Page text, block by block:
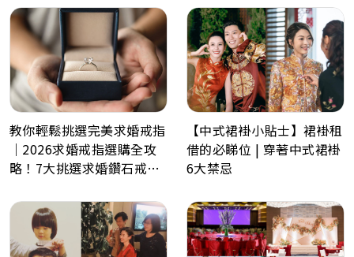
教你輕鬆挑選完美求婚戒指
｜2026求婚戒指選購全攻
略！7大挑選求婚鑽石戒指
【中式裙褂小貼士】裙褂租
借的必睇位 | 穿著中式裙褂
6大禁忌